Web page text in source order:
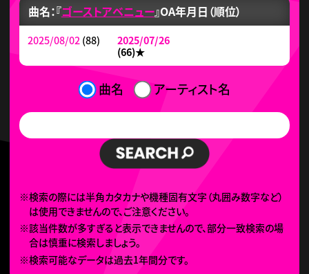
曲名：『ゴーストアベニュー』OA年月日（順位）
2025/08/02(88)
2025/07/26
(66)★
曲名 アーティスト名
※検索の際には半角カタカナや機種固有文字（丸囲み数字など）
は使用できませんので、ご注意ください。
※該当件数が多すぎると表示できませんので、部分一致検索の場
合は慎重に検索しましょう。
※検索可能なデータは過去1年間分です。